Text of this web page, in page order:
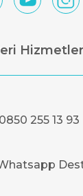
0850 255 13 93